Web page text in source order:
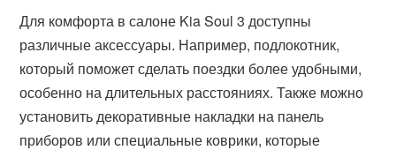
Для комфорта в салоне Kia Soul 3 доступны
различные аксессуары. Например, подлокотник,
который поможет сделать поездки более удобными,
особенно на длительных расстояниях. Также можно
установить декоративные накладки на панель
приборов или специальные коврики, которые